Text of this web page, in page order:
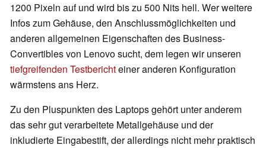
1200 Pixeln auf und wird bis zu 500 Nits hell. Wer weitere
Infos zum Gehäuse, den Anschlussmöglichkeiten und
anderen allgemeinen Eigenschaften des Business-
Convertibles von Lenovo sucht, dem legen wir unseren
tiefgreifenden Testberichteiner anderen Konfiguration
wärmstens ans Herz.
Zu den Pluspunkten des Laptops gehört unter anderem
das sehr gut verarbeitete Metallgehäuse und der
inkludierte Eingabestift, der allerdings nicht mehr praktisch